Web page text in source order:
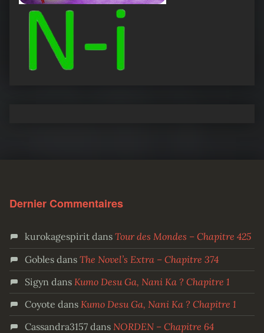
Dernier Commentaires
kurokagespiritdans Tour des Mondes – Chapitre 425
Goblesdans The Novel’s Extra – Chapitre 374
Sigyn dans Kumo Desu Ga, Nani Ka ? Chapitre 1
Coyote dans Kumo Desu Ga, Nani Ka ? Chapitre 1
Cassandra3157dans NORDEN – Chapitre 64